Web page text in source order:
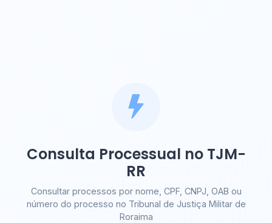
Consulta Processual no TJM-
RR
Consultar processos por nome, CPF, CNPJ, OAB ou
número do processo no Tribunal de Justiça Militar de
Roraima